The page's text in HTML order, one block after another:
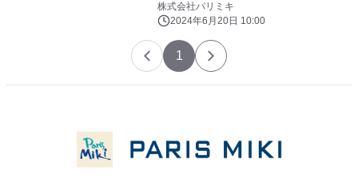
株式会社パリミキ
2024年6月20日 10:00
1